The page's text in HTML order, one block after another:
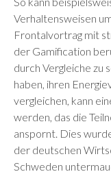
Verhaltensweisen
Frontalvortrag mit
der Gamification
durch Vergleiche zu
haben, ihren
vergleichen, kann
werden, das die
anspornt. Dies
der deutschen
Schweden